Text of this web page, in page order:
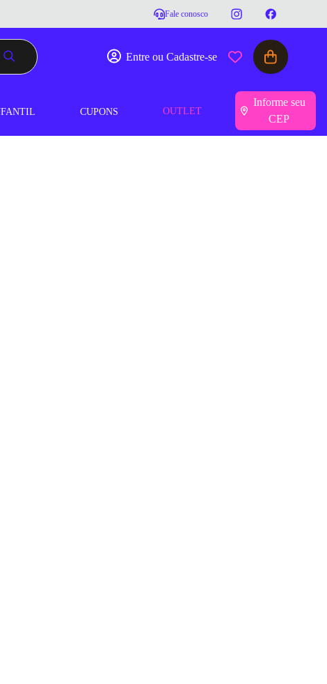
Fale conosco
Entre ou Cadastre-se
CUPONS OUTLET
Informe seu
CEP